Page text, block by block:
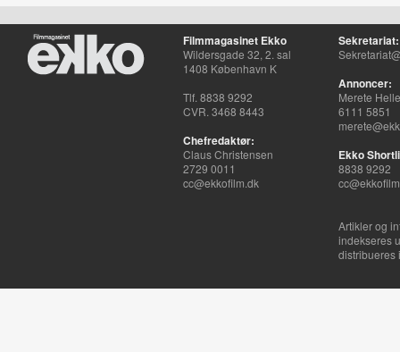
Filmmagasinet Ekko
Wildersgade 32, 2. sal
1408 København K
Tlf. 8838 9292
CVR. 3468 8443
Chefredaktør:
Claus Christensen
2729 0011
cc@ekkofilm.dk
Sekretariat:
Annoncer:
Merete
6111 5851
Ekko
8838 9292
Artikler og
indekseres
distribueres